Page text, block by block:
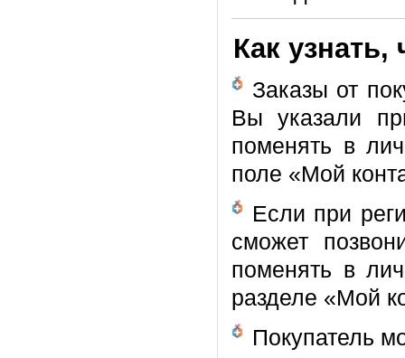
Как узнать,
Заказы от
Вы указали
поменять в
поле «Мой
Если при
сможет
поменять в
разделе «Мой
Покупатель